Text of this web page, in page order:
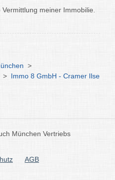
meiner Immobilie.
>
> Immo 8 GmbH - Cramer Ilse
München Vertriebs
AGB